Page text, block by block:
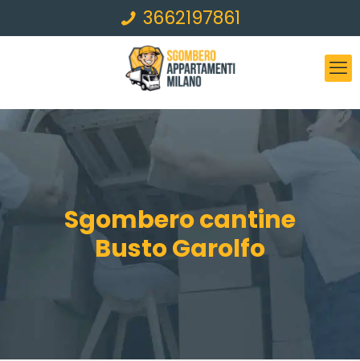
3662197861
Sgombero cantine
Busto Garolfo